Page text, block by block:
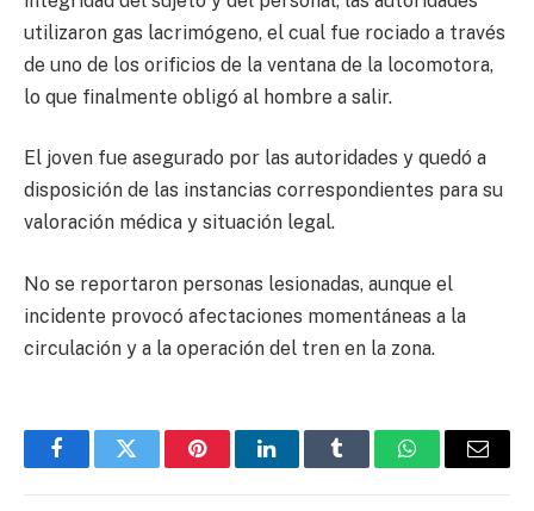
utilizaron gas lacrimógeno, el cual fue rociado a través
de uno de los orificios de la ventana de la locomotora,
lo que finalmente obligó al hombre a salir.
El joven fue asegurado por las autoridades y quedó a
disposición de las instancias correspondientes para su
valoración médica y situación legal.
No se reportaron personas lesionadas, aunque el
incidente provocó afectaciones momentáneas a la
circulación y a la operación del tren en la zona.
FacebookTwitter PinterestLinkedInTumblr WhatsAppEmail